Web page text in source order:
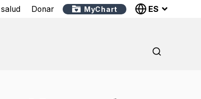
Donar MyChart ES